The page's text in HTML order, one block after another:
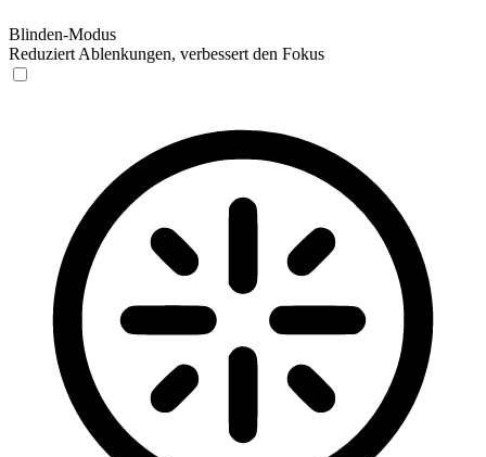
Blinden-Modus
Reduziert Ablenkungen, verbessert den Fokus